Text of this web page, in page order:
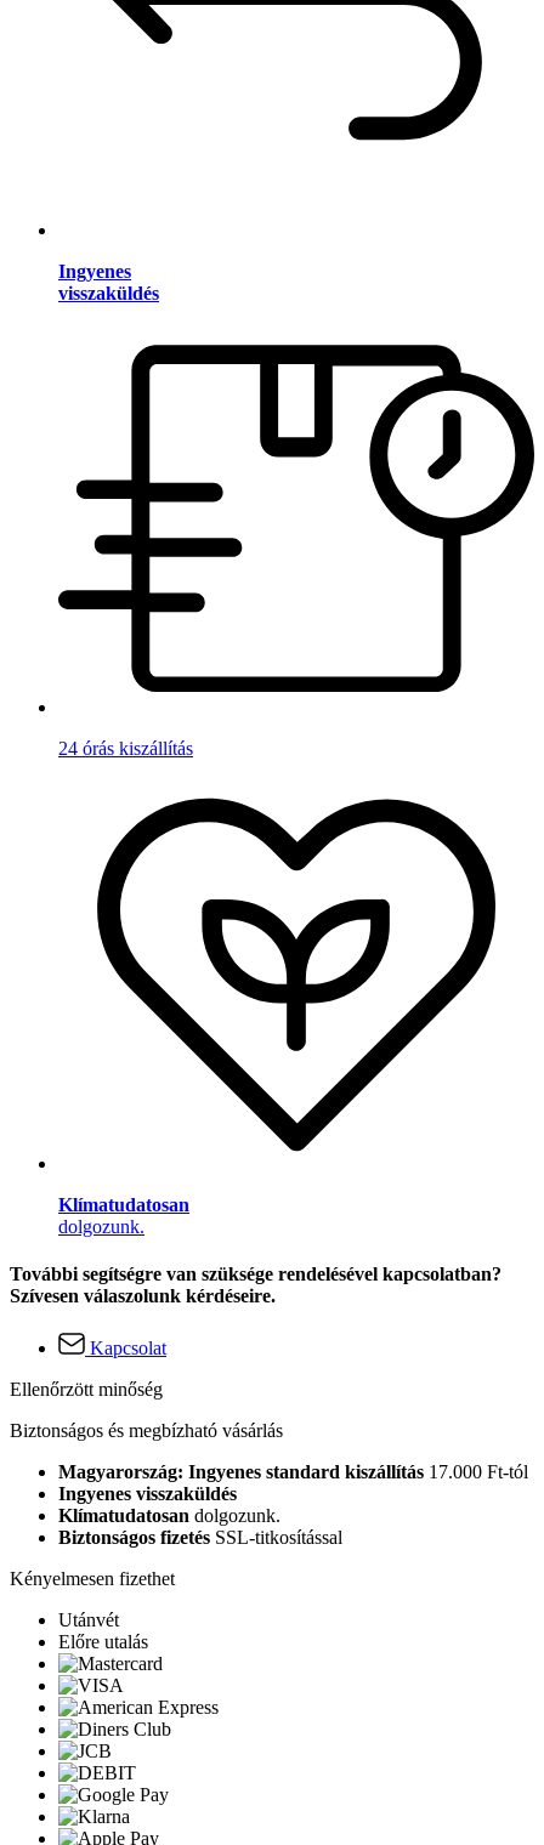
Ingyenes
visszaküldés
24 órás kiszállítás
Klímatudatosan
dolgozunk.
További segítségre van szüksége rendelésével kapcsolatban?
Szívesen válaszolunk kérdéseire.
Kapcsolat
Ellenőrzött minőség
Biztonságos és megbízható vásárlás
Magyarország: Ingyenes standard kiszállítás 17.000 Ft-tól
Ingyenes visszaküldés
Klímatudatosan dolgozunk.
Biztonságos fizetés SSL-titkosítással
Kényelmesen fizethet
Utánvét
Előre utalás